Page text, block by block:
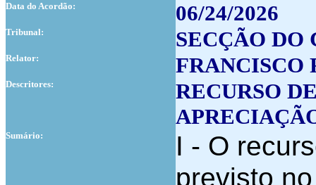
Data do Acordão: 06/24/2026
Tribunal: SECÇÃO DO
Relator: FRANCISCO
Descritores:
RECURSO
Sumário:
I - O
previsto